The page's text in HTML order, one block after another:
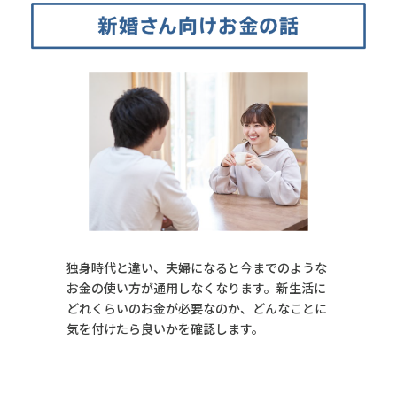
独身時代と違い、夫婦になると今までのような
お金の使い方が通用しなくなります。新生活に
どれくらいのお金が必要なのか、どんなことに
気を付けたら良いかを確認します。